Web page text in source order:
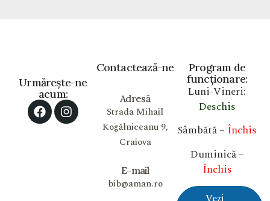
Program de
funcționare:
Luni-Vineri:
Deschis
Sâmbătă – Închis
Duminică –
Închis
Contactează-ne
Adresă
Strada Mihail
Kogălniceanu 9,
Craiova
E-mail
bib@aman.ro
Urmărește-ne
acum: